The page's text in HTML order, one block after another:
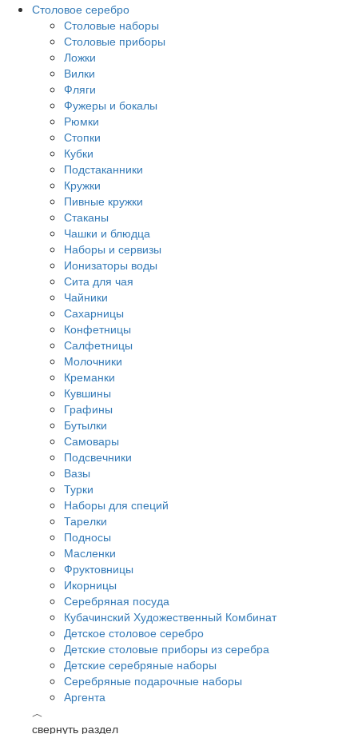
Столовое серебро
Столовые наборы
Столовые приборы
Ложки
Вилки
Фляги
Фужеры и бокалы
Рюмки
Стопки
Кубки
Подстаканники
Кружки
Пивные кружки
Стаканы
Чашки и блюдца
Наборы и сервизы
Ионизаторы воды
Сита для чая
Чайники
Сахарницы
Конфетницы
Салфетницы
Молочники
Креманки
Кувшины
Графины
Бутылки
Самовары
Подсвечники
Вазы
Турки
Наборы для специй
Тарелки
Подносы
Масленки
Фруктовницы
Икорницы
Серебряная посуда
Кубачинский Художественный Комбинат
Детское столовое серебро
Детские столовые приборы из серебра
Детские серебряные наборы
Серебряные подарочные наборы
Аргента
︿
свернуть раздел